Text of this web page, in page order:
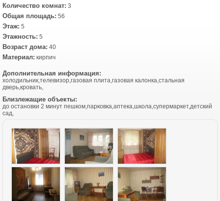
Количество комнат: 3
Общая площадь: 56
Этаж: 5
Этажность: 5
Возраст дома: 40
Материал: кирпич
Дополнительная информация:
холодильник,телевизор,газовая плита,газовая калонка,стальная
дверь,кровать,
Близлежащие объекты:
до остановки 2 минут пешком,парковка,аптека,школа,супермаркет,детский
сад,